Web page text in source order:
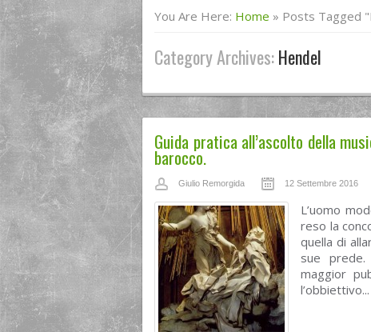
You Are Here: Home » Posts Tagged
Category Archives:Hendel
Guida pratica all’ascolto della
barocco.
Giulio Remorgida 12 Settembre 2016
L’uomo
reso la
quella di
sue
maggior
l’obbiettivo...